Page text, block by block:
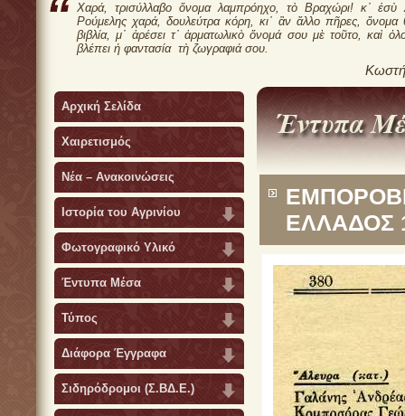
Χαρά, τρισύλλαβο ὄνομα λαμπρόηχο, τὸ Βραχώρι! κ᾿ ἐσὺ
Ρούμελης χαρά, δουλεύτρα κόρη, κι᾿ ἂν ἄλλο πῆρες, ὄνομα
βιβλία, μ᾿ ἀρέσει τ᾿ ἀρματωλικὸ ὄνομά σου μὲ τοῦτο, καὶ
βλέπει ἡ φαντασία τὴ ζωγραφιά σου.
Αρχική Σελίδα
Χαιρετισμός
Νέα – Ανακοινώσεις
Ιστορία του Αγρινίου
Φωτογραφικό Υλικό
Έντυπα Μέσα
Τύπος
Διάφορα Έγγραφα
Σιδηρόδρομοι (Σ.ΒΔ.Ε.)
ΕΛΛΑΔΟΣ